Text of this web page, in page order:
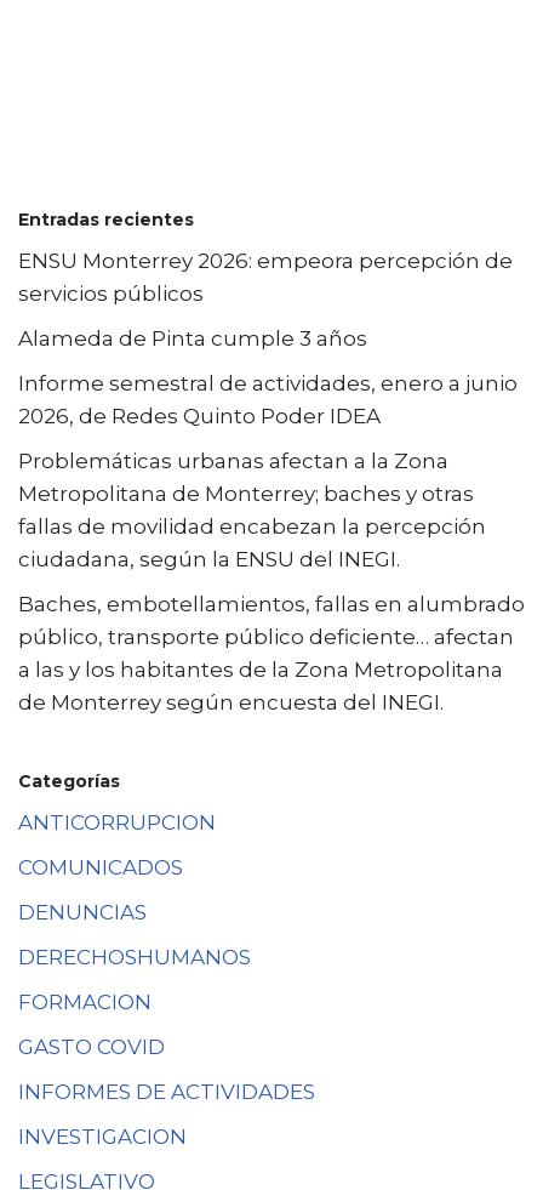
Entradas recientes
ENSU Monterrey 2026: empeora percepción de
servicios públicos
Alameda de Pinta cumple 3 años
Informe semestral de actividades, enero a junio
2026, de Redes Quinto Poder IDEA
Problemáticas urbanas afectan a la Zona
Metropolitana de Monterrey; baches y otras
fallas de movilidad encabezan la percepción
ciudadana, según la ENSU del INEGI.
Baches, embotellamientos, fallas en alumbrado
público, transporte público deficiente… afectan
a las y los habitantes de la Zona Metropolitana
de Monterrey según encuesta del INEGI.
Categorías
ANTICORRUPCION
COMUNICADOS
DENUNCIAS
DERECHOSHUMANOS
FORMACION
GASTO COVID
INFORMES DE ACTIVIDADES
INVESTIGACION
LEGISLATIVO